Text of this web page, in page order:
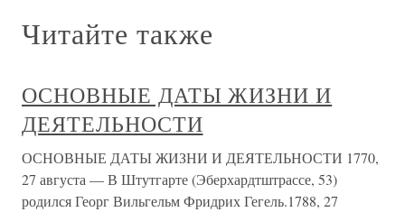
Читайте также
ОСНОВНЫЕ ДАТЫ ЖИЗНИ И
ДЕЯТЕЛЬНОСТИ
ОСНОВНЫЕ ДАТЫ ЖИЗНИ И ДЕЯТЕЛЬНОСТИ 1770,
27 августа — В Штутгарте (Эберхардтштрассе, 53)
родился Георг Вильгельм Фридрих Гегель.1788, 27